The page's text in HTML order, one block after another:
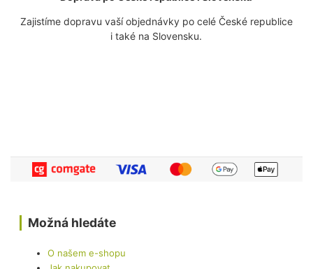
Zajistíme dopravu vaší objednávky po celé České republice
i také na Slovensku.
Možná hledáte
O našem e-shopu